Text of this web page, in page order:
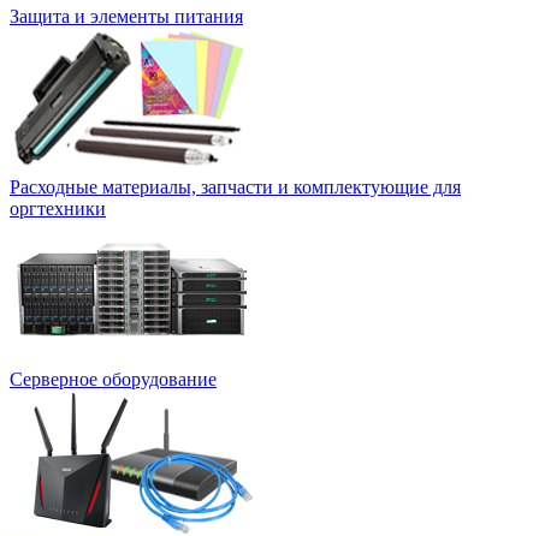
Защита и элементы питания
Расходные материалы, запчасти и комплектующие для
оргтехники
Серверное оборудование